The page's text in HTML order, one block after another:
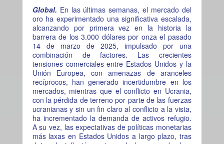
Global. En las últimas semanas, el mercado del
oro ha experimentado una significativa escalada,
alcanzando por primera vez en la historia la
barrera de los 3.000 dólares por onza el pasado
14 de marzo de 2025, impulsado por una
combinación de factores. Las crecientes
tensiones comerciales entre Estados Unidos y la
Unión Europea, con amenazas de aranceles
recíprocos, han generado incertidumbre en los
mercados, mientras que el conflicto en Ucrania,
con la pérdida de terreno por parte de las fuerzas
ucranianas y sin un fin claro al conflicto a la vista,
ha incrementado la demanda de activos refugio.
A su vez, las expectativas de políticas monetarias
más laxas en Estados Unidos a largo plazo, tras